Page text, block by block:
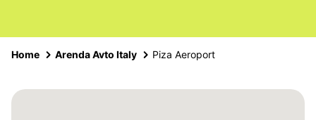
Home Arenda Avto Italy Piza Aeroport